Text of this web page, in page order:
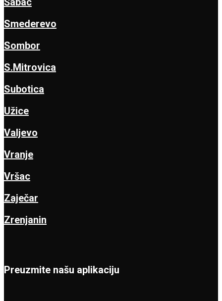
Smederevo
Sombor
S.Mitrovica
Subotica
Užice
Valjevo
Vranje
Vršac
Zaječar
Zrenjanin
Preuzmite našu aplikaciju